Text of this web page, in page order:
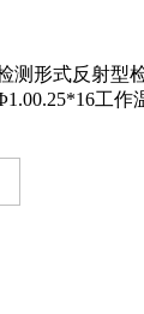
测形式反射型
工